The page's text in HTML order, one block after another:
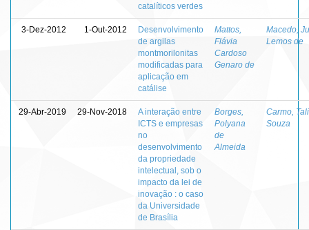
catalíticos verdes
3-Dez-2012 1-Out-2012
Desenvolvimento
de argilas
montmorilonitas
modificadas para
aplicação em
catálise
Mattos,
Flávia
Cardoso
Genaro de
Macedo,
Lemos de
29-Abr-2019 29-Nov-2018
A interação entre
ICTS e empresas
no
desenvolvimento
da propriedade
intelectual, sob o
impacto da lei de
inovação : o caso
da Universidade
de Brasília
Borges,
Polyana
de
Almeida
Carmo,
Souza